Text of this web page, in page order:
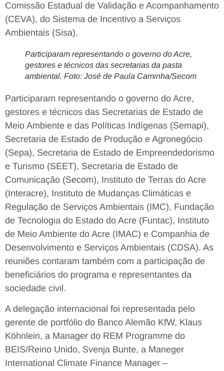
Comissão Estadual de Validação e Acompanhamento
(CEVA), do Sistema de Incentivo a Serviços
Ambientais (Sisa).
Participaram representando o governo do Acre,
gestores e técnicos das secretarias da pasta
ambiental. Foto: José de Paula Caminha/Secom
Participaram representando o governo do Acre,
gestores e técnicos das Secretarias de Estado de
Meio Ambiente e das Políticas Indígenas (Semapi),
Secretaria de Estado de Produção e Agronegócio
(Sepa), Secretaria de Estado de Empreendedorismo
e Turismo (SEET), Secretaria de Estado de
Comunicação (Secom), Instituto de Terras do Acre
(Interacre), Instituto de Mudanças Climáticas e
Regulação de Serviços Ambientais (IMC), Fundação
de Tecnologia do Estado do Acre (Funtac), Instituto
de Meio Ambiente do Acre (IMAC) e Companhia de
Desenvolvimento e Serviços Ambientais (CDSA). As
reuniões contaram também com a participação de
beneficiários do programa e representantes da
sociedade civil.
A delegação internacional foi representada pelo
gerente de portfólio do Banco Alemão KfW, Klaus
Köhnlein, a Manager do REM Programme do
BEIS/Reino Unido, Svenja Bunte, a Maneger
International Climate Finance Manager –